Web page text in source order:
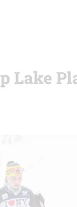
Lake